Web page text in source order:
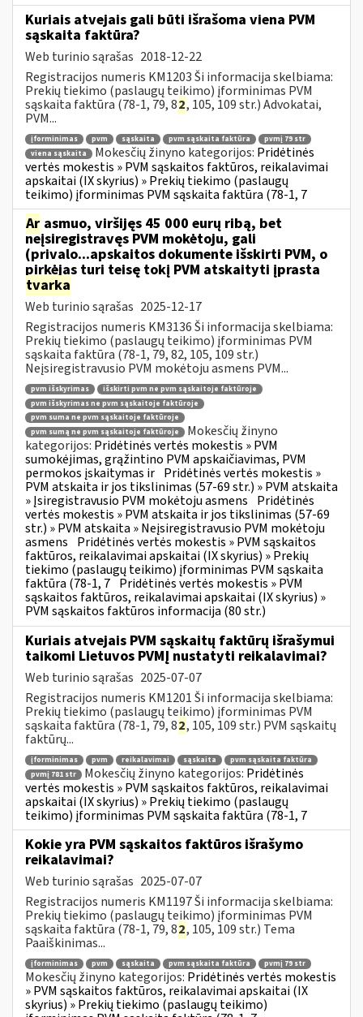
Kuriais atvejais gali būti išrašoma viena PVM
sąskaita faktūra?
Web turinio sąrašas 2018-12-22
Registracijos numeris KM1203 Ši informacija skelbiama:
Prekių tiekimo (paslaugų teikimo) įforminimas PVM
sąskaita faktūra (78-1, 79, 82, 105, 109 str.) Advokatai,
PVM...
įforminimas pvm sąskaita pvm sąskaita faktūra
pvmį 79 str
viena sąskaita
Mokesčių žinyno kategorijos: Pridėtinės
vertės mokestis » PVM sąskaitos faktūros, reikalavimai
apskaitai (IX skyrius) » Prekių tiekimo (paslaugų
teikimo) įforminimas PVM sąskaita faktūra (78-1, 7
Ar asmuo, viršijęs 45 000 eurų ribą, bet
neįsiregistravęs PVM mokėtoju, gali
(privalo...apskaitos dokumente išskirti PVM, o
pirkėjas turi teisę tokį PVM atskaityti įprasta
tvarka
Web turinio sąrašas 2025-12-17
Registracijos numeris KM3136 Ši informacija skelbiama:
Prekių tiekimo (paslaugų teikimo) įforminimas PVM
sąskaita faktūra (78-1, 79, 82, 105, 109 str.)
Neįsiregistravusio PVM mokėtoju asmens PVM...
pvm išskyrimas
išskirti pvm ne pvm sąskaitoje faktūroje
pvm išskyrimas ne pvm sąskaitoje faktūroje
pvm suma ne pvm sąskaitoje faktūroje
pvm sumą ne pvm sąskaitoje faktūroje
Mokesčių žinyno
kategorijos: Pridėtinės vertės mokestis » PVM
sumokėjimas, grąžintino PVM apskaičiavimas, PVM
permokos įskaitymas ir Pridėtinės vertės mokestis »
PVM atskaita ir jos tikslinimas (57-69 str.) » PVM atskaita
» Įsiregistravusio PVM mokėtoju asmens Pridėtinės
vertės mokestis » PVM atskaita ir jos tikslinimas (57-69
str.) » PVM atskaita » Neįsiregistravusio PVM mokėtoju
asmens Pridėtinės vertės mokestis » PVM sąskaitos
faktūros, reikalavimai apskaitai (IX skyrius) » Prekių
tiekimo (paslaugų teikimo) įforminimas PVM sąskaita
faktūra (78-1, 7 Pridėtinės vertės mokestis » PVM
sąskaitos faktūros, reikalavimai apskaitai (IX skyrius) »
PVM sąskaitos faktūros informacija (80 str.)
Kuriais atvejais PVM sąskaitų faktūrų išrašymui
taikomi Lietuvos PVMĮ nustatyti reikalavimai?
Web turinio sąrašas 2025-07-07
Registracijos numeris KM1201 Ši informacija skelbiama:
Prekių tiekimo (paslaugų teikimo) įforminimas PVM
sąskaita faktūra (78-1, 79, 82, 105, 109 str.) PVM sąskaitų
faktūrų...
įforminimas pvm reikalavimai sąskaita
pvm sąskaita faktūra
pvmį 781 str
Mokesčių žinyno kategorijos: Pridėtinės
vertės mokestis » PVM sąskaitos faktūros, reikalavimai
apskaitai (IX skyrius) » Prekių tiekimo (paslaugų
teikimo) įforminimas PVM sąskaita faktūra (78-1, 7
Kokie yra PVM sąskaitos faktūros išrašymo
reikalavimai?
Web turinio sąrašas 2025-07-07
Registracijos numeris KM1197 Ši informacija skelbiama:
Prekių tiekimo (paslaugų teikimo) įforminimas PVM
sąskaita faktūra (78-1, 79, 82, 105, 109 str.) Tema
Paaiškinimas...
įforminimas pvm sąskaita pvm sąskaita faktūra pvmį 79 str
Mokesčių žinyno kategorijos: Pridėtinės vertės mokestis
» PVM sąskaitos faktūros, reikalavimai apskaitai (IX
skyrius) » Prekių tiekimo (paslaugų teikimo)